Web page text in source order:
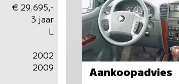
€ 29.695,-
3 jaar
L
2002
2009
Aankoopadvies